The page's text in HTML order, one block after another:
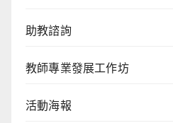
助教諮詢
教師專業發展工作坊
活動海報